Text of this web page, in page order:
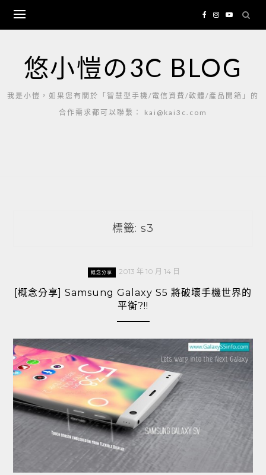
content
悠小愷の3C BLOG
我是小愷，如果您有關於「智慧型手機/電信資費/軟體/產品開箱」的
合作需求都可以聯繫： kai@kai3c.com
標籤: s3
概念分享 2013 年 10 月 14 日
[概念分享] Samsung Galaxy S5 將破壞手機世界的
平衡?!!